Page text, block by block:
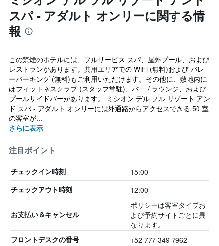
スパ - アダルト オンリーに関する情
報
この禁煙のホテルには、フルサービス スパ、屋外プール、および
レストランがあります。共用エリアでの WiFi (無料)および バレ
ーパーキング (無料)もご利用いただけます。その他に、敷地内に
はフィットネスクラブ (スタッフ常駐)、バー / ラウンジ、および
プールサイドバーがあります。 ミシオン デル ソル リゾート アン
ド スパ - アダルト オンリーには外通路からアクセスできる 50 室
の客室が...
さらに表示
注目ポイント
チェックイン時刻 15:00
チェックアウト時刻 12:00
お支払い＆キャンセル
ポリシーは客室タイプお
よび予約サイトごとに異
なります。
フロントデスクの番号 +52 777 349 7962